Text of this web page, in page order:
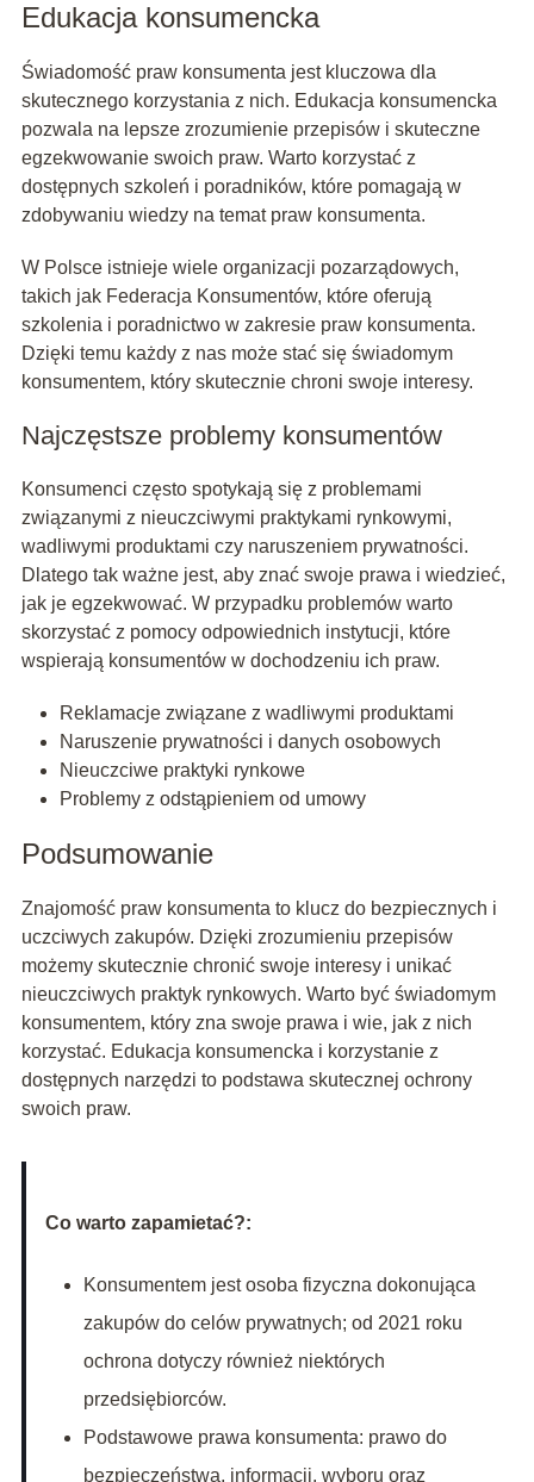
Edukacja konsumencka
Świadomość praw konsumenta jest kluczowa dla
skutecznego korzystania z nich. Edukacja konsumencka
pozwala na lepsze zrozumienie przepisów i skuteczne
egzekwowanie swoich praw. Warto korzystać z
dostępnych szkoleń i poradników, które pomagają w
zdobywaniu wiedzy na temat praw konsumenta.
W Polsce istnieje wiele organizacji pozarządowych,
takich jak Federacja Konsumentów, które oferują
szkolenia i poradnictwo w zakresie praw konsumenta.
Dzięki temu każdy z nas może stać się świadomym
konsumentem, który skutecznie chroni swoje interesy.
Najczęstsze problemy konsumentów
Konsumenci często spotykają się z problemami
związanymi z nieuczciwymi praktykami rynkowymi,
wadliwymi produktami czy naruszeniem prywatności.
Dlatego tak ważne jest, aby znać swoje prawa i wiedzieć,
jak je egzekwować. W przypadku problemów warto
skorzystać z pomocy odpowiednich instytucji, które
wspierają konsumentów w dochodzeniu ich praw.
Reklamacje związane z wadliwymi produktami
Naruszenie prywatności i danych osobowych
Nieuczciwe praktyki rynkowe
Problemy z odstąpieniem od umowy
Podsumowanie
Znajomość praw konsumenta to klucz do bezpiecznych i
uczciwych zakupów. Dzięki zrozumieniu przepisów
możemy skutecznie chronić swoje interesy i unikać
nieuczciwych praktyk rynkowych. Warto być świadomym
konsumentem, który zna swoje prawa i wie, jak z nich
korzystać. Edukacja konsumencka i korzystanie z
dostępnych narzędzi to podstawa skutecznej ochrony
swoich praw.
Co warto zapamietać?:
Konsumentem jest osoba fizyczna dokonująca
zakupów do celów prywatnych; od 2021 roku
ochrona dotyczy również niektórych
przedsiębiorców.
Podstawowe prawa konsumenta: prawo do
bezpieczeństwa, informacji, wyboru oraz